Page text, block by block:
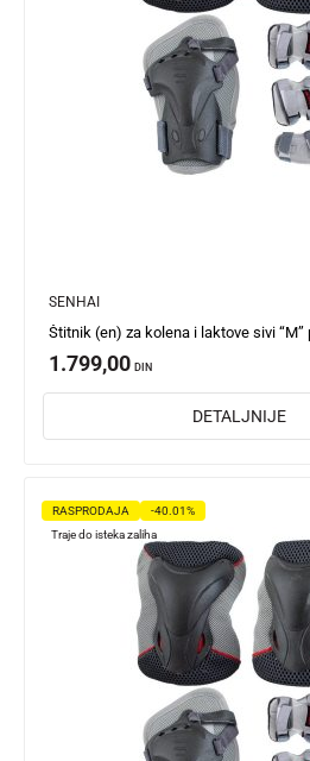
SENHAI
Štitnik (en) za kolena i laktove sivi “M”
1.799,00 DIN
DETALJNIJE
RASPRODAJA
-40.01%
Traje do isteka zaliha